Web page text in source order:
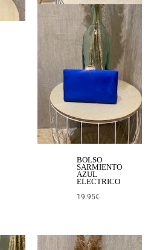
BOLSO
SARMIENTO
AZUL
ELECTRICO
19.95€